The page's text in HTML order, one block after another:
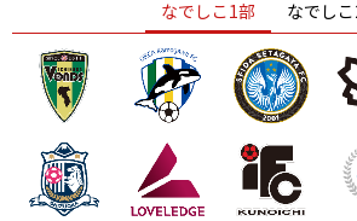
ニッパツ 名古屋 静岡
なでしこ1部 なでし